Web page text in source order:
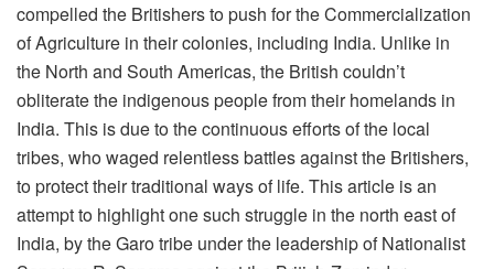
compelled the Britishers to push for the Commercialization
of Agriculture in their colonies, including India. Unlike in
the North and South Americas, the British couldn’t
obliterate the indigenous people from their homelands in
India. This is due to the continuous efforts of the local
tribes, who waged relentless battles against the Britishers,
to protect their traditional ways of life. This article is an
attempt to highlight one such struggle in the north east of
India, by the Garo tribe under the leadership of Nationalist